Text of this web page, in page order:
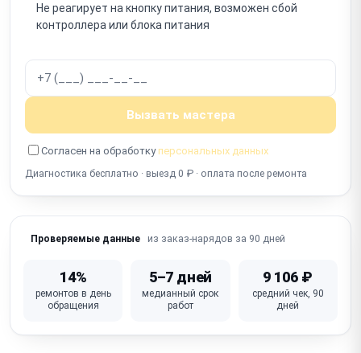
Не включается после отключения
Не реагирует на кнопку питания, возможен сбой
контроллера или блока питания
Вызвать мастера
Согласен на обработку персональных данных
Диагностика бесплатно · выезд 0 ₽ · оплата после ремонта
Проверяемые данные из заказ-нарядов за 90 дней
14%
ремонтов в день
обращения
5–7 дней
медианный срок
работ
9 106 ₽
средний чек, 90
дней